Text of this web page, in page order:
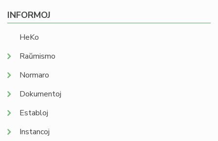
INFORMOJ
HeKo
Raŭmismo
Normaro
Dokumentoj
Establoj
Instancoj